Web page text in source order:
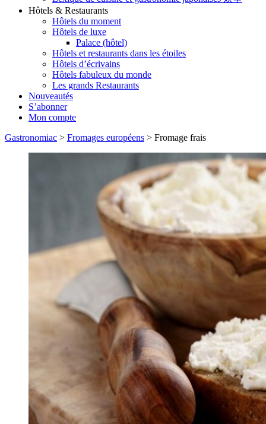
Hôtels & Restaurants
Hôtels du moment
Hôtels de luxe
Palace (hôtel)
Hôtels et restaurants dans les étoiles
Hôtels d’écrivains
Hôtels fabuleux du monde
Les grands Restaurants
Nouveautés
S’abonner
Mon compte
Gastronomiac > Fromages européens > Fromage frais